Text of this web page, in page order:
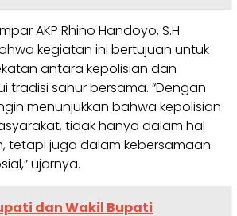
AKP Rhino Handoyo, S.H
kegiatan ini bertujuan untuk
antara kepolisian dan
tradisi sahur bersama. “Dengan
menunjukkan bahwa kepolisian
tidak hanya dalam hal
tetapi juga dalam kebersamaan
ujarnya.
dan Wakil Bupati